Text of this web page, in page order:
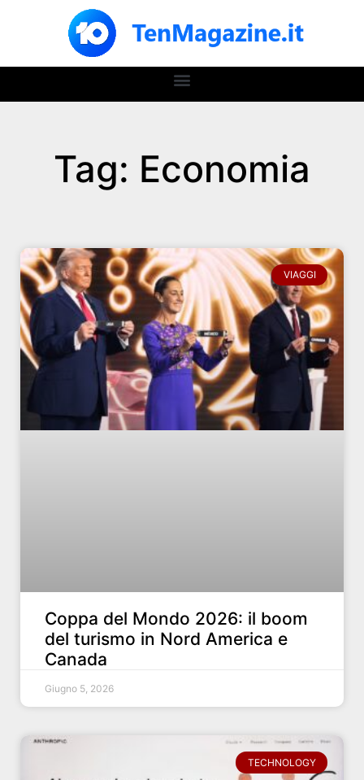
Tag: Economia
VIAGGI
Coppa del Mondo 2026: il boom
del turismo in Nord America e
Canada
Giugno 5, 2026
TECHNOLOGY